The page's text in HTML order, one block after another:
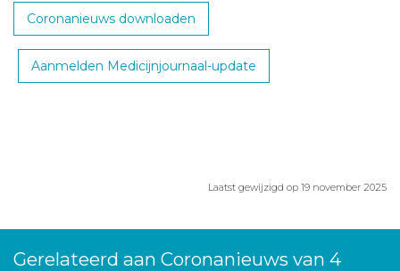
Coronanieuws downloaden
Aanmelden Medicijnjournaal-update
Laatst gewijzigd op 19 november 2025
Gerelateerd aan Coronanieuws van 4